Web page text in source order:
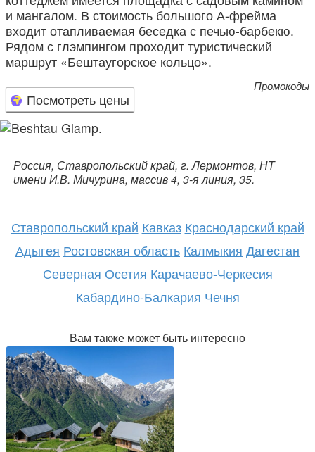
и мангалом. В стоимость большого А-фрейма
входит отапливаемая беседка с печью-барбекю.
Рядом с глэмпингом проходит туристический
маршрут «Бештаугорское кольцо».
Посмотреть цены
Промокоды
Россия, Ставропольский край, г. Лермонтов, НТ
имени И.В. Мичурина, массив 4, 3-я линия, 35.
Ставропольский край Кавказ Краснодарский край
Адыгея Ростовская область Калмыкия Дагестан
Северная Осетия Карачаево-Черкесия
Кабардино-Балкария Чечня
Вам также может быть интересно